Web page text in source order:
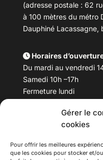
Gérer le
cookies
Pour offrir les meilleures
que les cookies pour stocker et/
(adresse postale : 62
à 100 mètres du métro
Dauphiné Lacassagne,
Horaires
Du mardi au vendredi
Samedi 10h –17h
Fermeture lundi
Téléphone : 04 78